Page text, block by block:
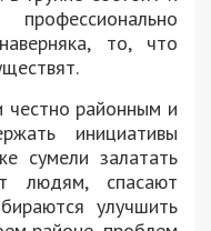
то, что
районным и
инициативы
сумели залатать
людям, спасают
улучшить